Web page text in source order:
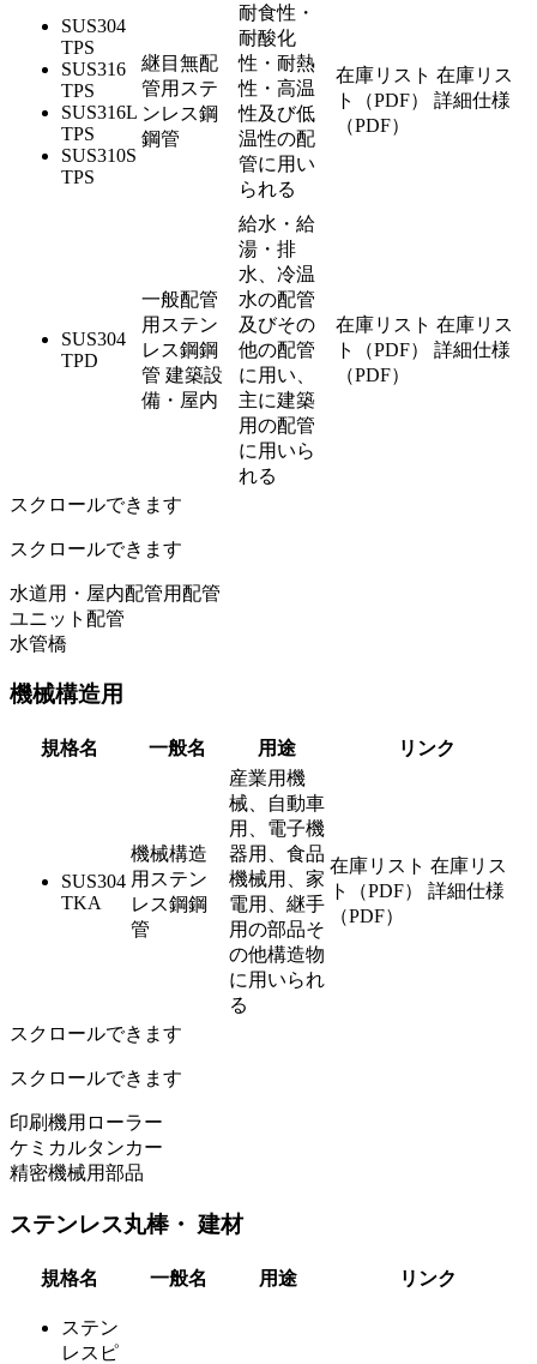
SUS304
TPS
SUS316
TPS
SUS316L
TPS
SUS310S
TPS
継目無配
管用ステ
ンレス鋼
鋼管
耐食性・
耐酸化
性・耐熱
性・高温
性及び低
温性の配
管に用い
られる
在庫リスト 在庫リス
ト（PDF）
詳細仕様
（PDF）
SUS304
TPD
一般配管
用ステン
レス鋼鋼
管 建築設
備・屋内
給水・給
湯・排
水、冷温
水の配管
及びその
他の配管
に用い、
主に建築
用の配管
に用いら
れる
在庫リスト 在庫リス
ト（PDF）
詳細仕様
（PDF）
スクロールできます
スクロールできます
水道用・屋内配管用配管
ユニット配管
水管橋
機械構造用
規格名 一般名 用途 リンク
SUS304
TKA
機械構造
用ステン
レス鋼鋼
管
産業用機
械、自動車
用、電子機
器用、食品
機械用、家
電用、継手
用の部品そ
の他構造物
に用いられ
る
在庫リスト 在庫リス
ト（PDF）
詳細仕様
（PDF）
スクロールできます
スクロールできます
印刷機用ローラー
ケミカルタンカー
精密機械用部品
ステンレス丸棒・ 建材
規格名 一般名 用途 リンク
ステン
レスピ